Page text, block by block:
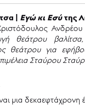
| Εγώ κι Εσύτης
Ανδρέου
θεάτρου
θεάτρου για
Σταύρου
μια